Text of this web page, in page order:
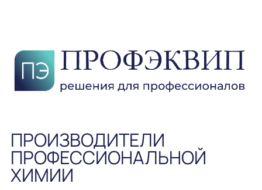
ПРОИЗВОДИТЕЛИ
ПРОФЕССИОНАЛЬНОЙ
ХИМИИ